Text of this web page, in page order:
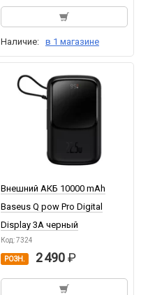
Наличие: в 1 магазине
Внешний АКБ 10000 mAh
Baseus Q pow Pro Digital
Display 3A черный
Код: 7324
РОЗН. 2 490